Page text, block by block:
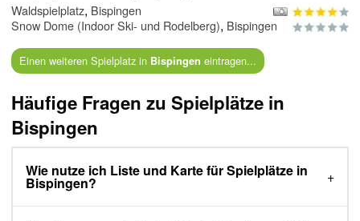
Waldspielplatz, Bispingen
Snow Dome (Indoor Ski- und Rodelberg), Bispingen
Einen weiteren Spielplatz in Bispingen eintragen...
Häufige Fragen zu Spielplätze in
Bispingen
Wie nutze ich Liste und Karte für Spielplätze in
Bispingen?